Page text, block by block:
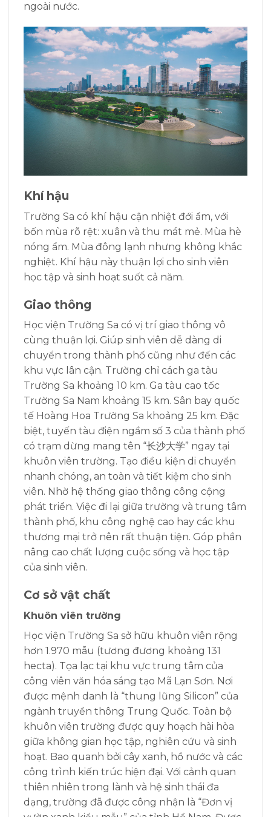
ngoài nước.
Khí hậu
Trường Sa có khí hậu cận nhiệt đới ẩm, với
bốn mùa rõ rệt: xuân và thu mát mẻ. Mùa hè
nóng ẩm. Mùa đông lạnh nhưng không khắc
nghiệt. Khí hậu này thuận lợi cho sinh viên
học tập và sinh hoạt suốt cả năm.
Giao thông
Học viện Trường Sa có vị trí giao thông vô
cùng thuận lợi. Giúp sinh viên dễ dàng di
chuyển trong thành phố cũng như đến các
khu vực lân cận. Trường chỉ cách ga tàu
Trường Sa khoảng 10 km. Ga tàu cao tốc
Trường Sa Nam khoảng 15 km. Sân bay quốc
tế Hoàng Hoa Trường Sa khoảng 25 km. Đặc
biệt, tuyến tàu điện ngầm số 3 của thành phố
có trạm dừng mang tên “长沙大学” ngay tại
khuôn viên trường. Tạo điều kiện di chuyển
nhanh chóng, an toàn và tiết kiệm cho sinh
viên. Nhờ hệ thống giao thông công cộng
phát triển. Việc đi lại giữa trường và trung tâm
thành phố, khu công nghệ cao hay các khu
thương mại trở nên rất thuận tiện. Góp phần
nâng cao chất lượng cuộc sống và học tập
của sinh viên.
Cơ sở vật chất
Khuôn viên trường
Học viện Trường Sa sở hữu khuôn viên rộng
hơn 1.970 mẫu (tương đương khoảng 131
hecta). Tọa lạc tại khu vực trung tâm của
công viên văn hóa sáng tạo Mã Lạn Sơn. Nơi
được mệnh danh là “thung lũng Silicon” của
ngành truyền thông Trung Quốc. Toàn bộ
khuôn viên trường được quy hoạch hài hòa
giữa không gian học tập, nghiên cứu và sinh
hoạt. Bao quanh bởi cây xanh, hồ nước và các
công trình kiến trúc hiện đại. Với cảnh quan
thiên nhiên trong lành và hệ sinh thái đa
dạng, trường đã được công nhận là “Đơn vị